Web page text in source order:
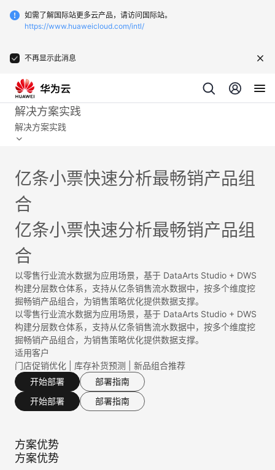
如需了解国际站更多云产品，请访问国际站。
https://www.huaweicloud.com/intl/
不再显示此消息
解决方案实践
解决方案实践
亿条小票快速分析最畅销产品组
合
亿条小票快速分析最畅销产品组
合
以零售行业流水数据为应用场景，基于 DataArts Studio + DWS
构建分层数仓体系，支持从亿条销售流水数据中，按多个维度挖
掘畅销产品组合，为销售策略优化提供数据支撑。
以零售行业流水数据为应用场景，基于 DataArts Studio + DWS
构建分层数仓体系，支持从亿条销售流水数据中，按多个维度挖
掘畅销产品组合，为销售策略优化提供数据支撑。
适用客户
门店促销优化 | 库存补货预测 | 新品组合推荐
开始部署
部署指南
开始部署
部署指南
方案优势
方案优势